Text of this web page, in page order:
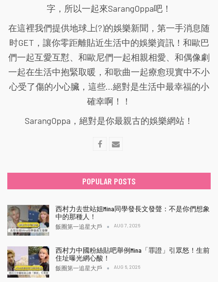
字，所以一起來SarangOppa吧！
在這裡我們提供地球上(?)的娛樂新聞，第一手消息随
时GET，讓你零距離貼近生活中的娛樂資訊！和歐巴
們一起互愛互懟、和歐尼們一起相親相愛、和偶像劇
一起在生活中抱緊取暖，和歌曲一起療愈現實中不小
心受了傷的小心臟，這些...絕對是生活中最幸福的小
確幸啊！！
SarangOppa，絕對是你最親古的娛樂網站！
POPULAR POSTS
西村力去世站姐Mina同學發長文發聲：不是你們想象
中的那種人！
飯圈第一追星大戶 AUG 7, 2026
西村力中國粉絲貼吧舉例Mina「罪證」引眾怒！生前
住址曝光網心酸！
飯圈第一追星大戶 AUG 6, 2026